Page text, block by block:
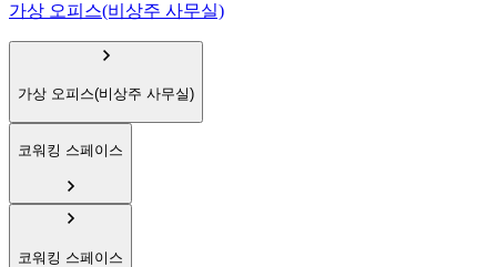
가상 오피스(비상주 사무실)
가상 오피스(비상주 사무실)
코워킹 스페이스
코워킹 스페이스